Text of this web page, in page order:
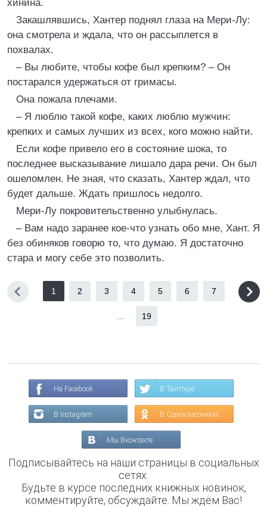
хинина.
Закашлявшись, Хантер поднял глаза на Мери-Лу:
она смотрела и ждала, что он рассыплется в
похвалах.
– Вы любите, чтобы кофе был крепким? – Он
постарался удержаться от гримасы.
Она пожала плечами.
– Я люблю такой кофе, каких люблю мужчин:
крепких и самых лучших из всех, кого можно найти.
Если кофе привело его в состояние шока, то
последнее высказывание лишало дара речи. Он был
ошеломлен. Не зная, что сказать, Хантер ждал, что
будет дальше. Ждать пришлось недолго.
Мери-Лу покровительственно улыбнулась.
– Вам надо заранее кое-что узнать обо мне, Хант. Я
без обиняков говорю то, что думаю. Я достаточно
стара и могу себе это позволить.
1 2 3 4 5 6 7
19
На Facebook В Твиттере
В Instagram В Одноклассниках
Мы Вконтакте
Подписывайтесь на наши страницы в социальных
сетях.
Будьте в курсе последних книжных новинок,
комментируйте, обсуждайте. Мы ждём Вас!